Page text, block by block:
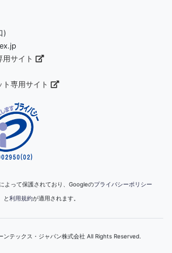
)
サイト
専用サイト
よって保護されており、Googleのプライバシーポリシー
と利用規約が適用されます。
テックス・ジャパン株式会社 All Rights Reserved.